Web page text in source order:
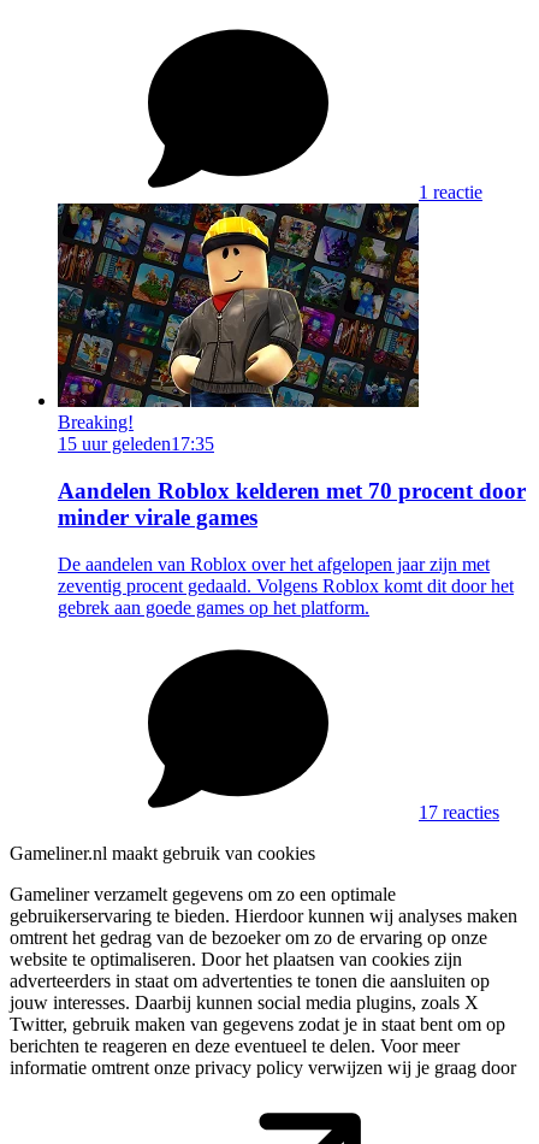
1 reactie
Breaking!
15 uur geleden17:35
Aandelen Roblox kelderen met 70 procent door
minder virale games
De aandelen van Roblox over het afgelopen jaar zijn met
zeventig procent gedaald. Volgens Roblox komt dit door het
gebrek aan goede games op het platform.
17 reacties
Gameliner.nl maakt gebruik van cookies
Gameliner verzamelt gegevens om zo een optimale
gebruikerservaring te bieden. Hierdoor kunnen wij analyses maken
omtrent het gedrag van de bezoeker om zo de ervaring op onze
website te optimaliseren. Door het plaatsen van cookies zijn
adverteerders in staat om advertenties te tonen die aansluiten op
jouw interesses. Daarbij kunnen social media plugins, zoals X
Twitter, gebruik maken van gegevens zodat je in staat bent om op
berichten te reageren en deze eventueel te delen. Voor meer
informatie omtrent onze privacy policy verwijzen wij je graag door